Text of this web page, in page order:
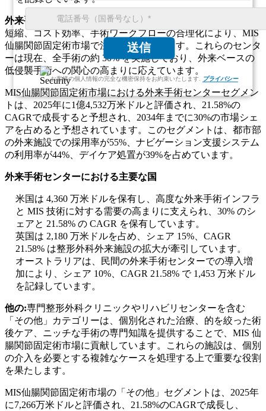
送信
お客様の個人情報の完全な機密保持をお約束いたします. プライバシー
外来手術センター:外来手術センターは、患者の滞在時間の
短縮、コスト効率、手術ワークフローの合理化により、MIS
仙腸関節固定術市場で注目を集めています。これらのセンタ
ーは現在、全手術の約 30% を実施しており、外来ベースの
低侵襲手術への関心の高まりに応えています。
MIS仙腸関節固定術市場における外来手術センターセグメン
トは、2025年に1億4,532万米ドルと評価され、21.58%の
CAGRで成長すると予想され、2034年までに30%の市場シェ
アを占めると予想されています。このセグメントは、都市部
の外来施設での採用率が55%、ナビゲーション支援システム
の利用率が44%、デイケア処置が39%を占めています。
外来手術センターにおける主要な国
米国は 4,360 万米ドルを保有し、高度な外来手術インフラ
と MIS 技術に対する需要の高まりに支えられ、30% のシ
ェアと 21.58% の CAGR を保有しています。
英国は 2,180 万米ドルを占め、シェア 15%、CAGR
21.58% は整形外科外来施設の拡大が牽引しています。
オーストラリアは、民間の外来手術センターでの導入増
加により、シェア 10%、CAGR 21.58% で 1,453 万米ドル
を記録しています。
他の:専門整形外科クリニックやリハビリセンターを含む
「その他」カテゴリーは、個別化された治療、的を絞った術
後ケア、ニッチな手術の専門知識を提供することで、MIS 仙
腸関節固定術市場に貢献しています。これらの施設は、個別
の介入を必要とする複雑なケースを処理する上で重要な役割
を果たします。
MIS仙腸関節固定術市場の「その他」セグメントは、2025年
に7,266万米ドルと評価され、21.58%のCAGRで成長し、